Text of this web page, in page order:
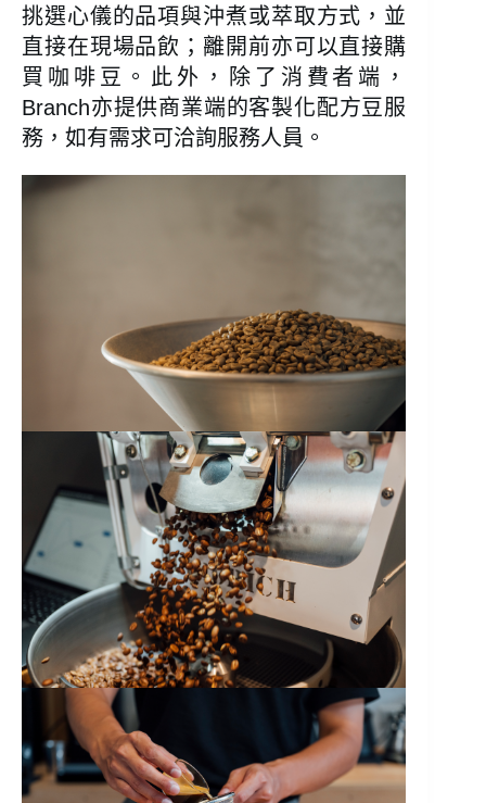
挑選心儀的品項與沖煮或萃取方式，並
直接在現場品飲；離開前亦可以直接購
買咖啡豆。此外，除了消費者端，
Branch亦提供商業端的客製化配方豆服
務，如有需求可洽詢服務人員。